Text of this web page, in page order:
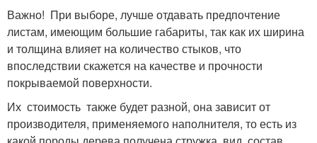
Важно! При выборе, лучше отдавать предпочтение
листам, имеющим большие габариты, так как их ширина
и толщина влияет на количество стыков, что
впоследствии скажется на качестве и прочности
покрываемой поверхности.
Их стоимость также будет разной, она зависит от
производителя, применяемого наполнителя, то есть из